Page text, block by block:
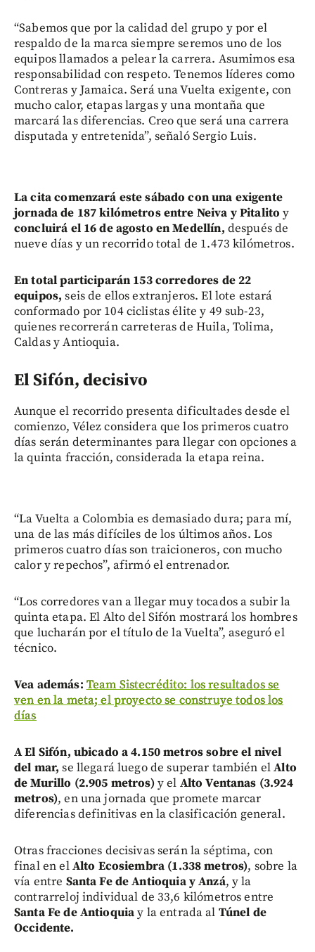
“Sabemos que por la calidad del grupo y por el
respaldo de la marca siempre seremos uno de los
equipos llamados a pelear la carrera. Asumimos esa
responsabilidad con respeto. Tenemos líderes como
Contreras y Jamaica. Será una Vuelta exigente, con
mucho calor, etapas largas y una montaña que
marcará las diferencias. Creo que será una carrera
disputada y entretenida”, señaló Sergio Luis.
La cita comenzará este sábado con una exigente
jornada de 187 kilómetros entre Neiva y Pitalito y
concluirá el 16 de agosto en Medellín, después de
nueve días y un recorrido total de 1.473 kilómetros.
En total participarán 153 corredores de 22
equipos,seis de ellos extranjeros. El lote estará
conformado por 104 ciclistas élite y 49 sub-23,
quienes recorrerán carreteras de Huila, Tolima,
Caldas y Antioquia.
El Sifón, decisivo
Aunque el recorrido presenta dificultades desde el
comienzo, Vélez considera que los primeros cuatro
días serán determinantes para llegar con opciones a
la quinta fracción, considerada la etapa reina.
“La Vuelta a Colombia es demasiado dura; para mí,
una de las más difíciles de los últimos años. Los
primeros cuatro días son traicioneros, con mucho
calor y repechos”, afirmó el entrenador.
“Los corredores van a llegar muy tocados a subir la
quinta etapa. El Alto del Sifón mostrará los hombres
que lucharán por el título de la Vuelta”, aseguró el
técnico.
Vea además: Team Sistecrédito: los resultados se
ven en la meta; el proyecto se construye todos los
días
A El Sifón, ubicado a 4.150 metros sobre el nivel
del mar, se llegará luego de superar también elAlto
de Murillo (2.905 metros)y el Alto Ventanas (3.924
metros), en una jornada que promete marcar
diferencias definitivas en la clasificación general.
Otras fracciones decisivas serán la séptima, con
final en elAlto Ecosiembra (1.338 metros), sobre la
vía entre Santa Fe de Antioquia y Anzá, y la
contrarreloj individual de 33,6 kilómetros entre
Santa Fe de Antioquiay la entrada al Túnel de
Occidente.